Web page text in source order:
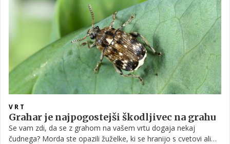
perunik, ki je del družine Iridaceae. Odkrijte lepoto gojenja
cvetov perunike s tem izčrpnim vodnikom o sajenju in negi. Od
priprave tal do obrezovanja in drugih uporabnih trikov za vzgojo
lepih cvetov perunike.
VRT
Grahar je najpogostejši škodljivec na grahu
Se vam zdi, da se z grahom na vašem vrtu dogaja nekaj
čudnega? Morda ste opazili žuželke, ki se hranijo s cvetovi ali